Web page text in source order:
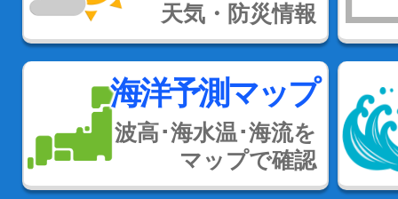
天気・防災情報
海洋予測マップ
波高･海水温･海流を
マップで確認